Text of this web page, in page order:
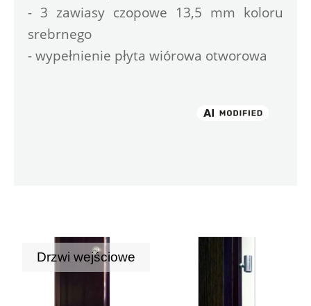
- 3 zawiasy czopowe 13,5 mm koloru
srebrnego
- wypełnienie płyta wiórowa otworowa
Drzwi wejściowe